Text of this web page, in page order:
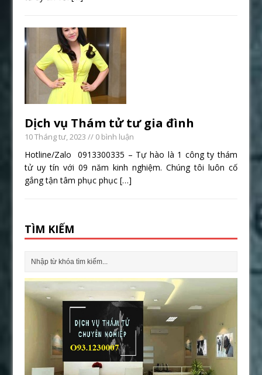
Dịch vụ Thám tử tư gia đình
10 Tháng tư, 2023 // 0 bình luận
Hotline/Zalo 0913300335 – Tự hào là 1 công ty thám
tử uy tín với 09 năm kinh nghiệm. Chúng tôi luôn cố
gắng tận tâm phục phục[…]
TÌM KIẾM